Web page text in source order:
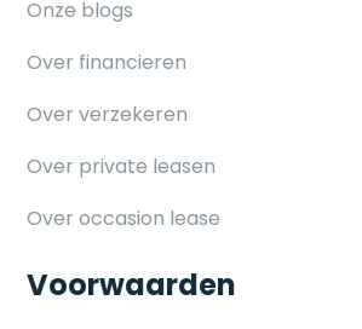
Onze blogs
Over financieren
Over verzekeren
Over private leasen
Over occasion lease
Voorwaarden